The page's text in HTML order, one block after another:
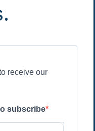
receive our
subscribe